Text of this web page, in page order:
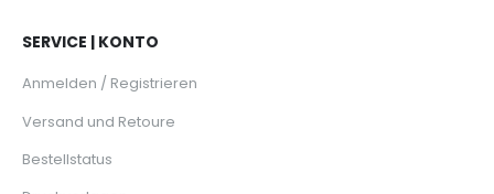
SERVICE | KONTO
Anmelden / Registrieren
Versand und Retoure
Bestellstatus